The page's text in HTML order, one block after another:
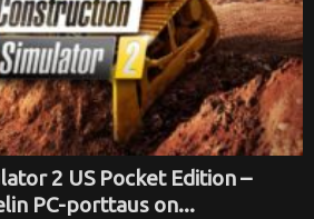
2 US Pocket Edition –
PC-porttaus on...